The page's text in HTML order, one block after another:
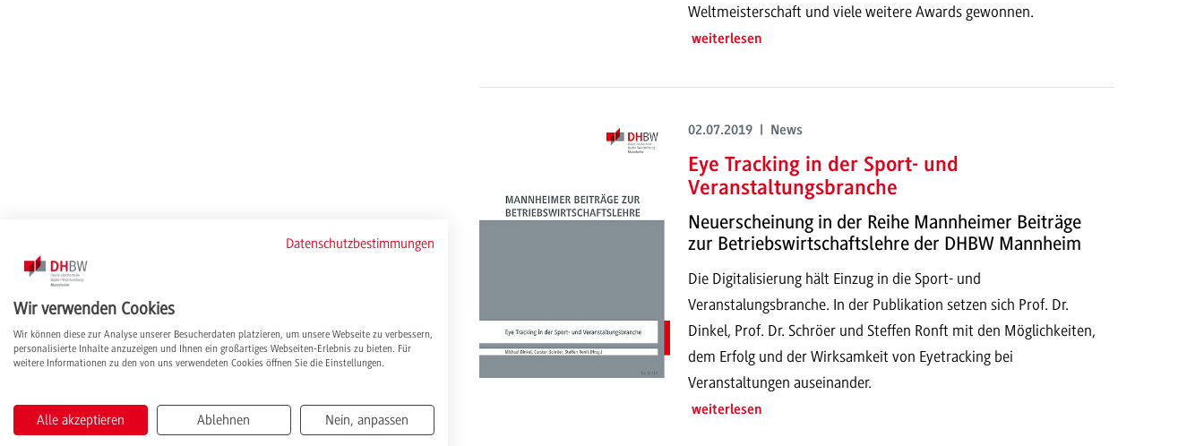
Weltmeisterschaft und viele weitere Awards gewonnen.
weiterlesen
02.07.2019 | News
Eye Tracking in der Sport- und
Veranstaltungsbranche
Neuerscheinung in der Reihe Mannheimer Beiträge
zur Betriebswirtschaftslehre der DHBW Mannheim
Die Digitalisierung hält Einzug in die Sport- und
Veranstalungsbranche. In der Publikation setzen sich Prof. Dr.
Dinkel, Prof. Dr. Schröer und Steffen Ronft mit den Möglichkeiten,
dem Erfolg und der Wirksamkeit von Eyetracking bei
Veranstaltungen auseinander.
weiterlesen
Datenschutzbestimmungen
Wir verwenden Cookies
Wir können diese zur Analyse unserer Besucherdaten platzieren, um unsere Webseite zu verbessern,
personalisierte Inhalte anzuzeigen und Ihnen ein großartiges Webseiten-Erlebnis zu bieten. Für
weitere Informationen zu den von uns verwendeten Cookies öffnen Sie die Einstellungen.
Alle akzeptieren Ablehnen Nein, anpassen